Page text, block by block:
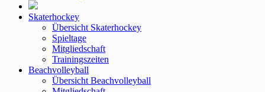
Skaterhockey
Übersicht Skaterhockey
Spieltage
Mitgliedschaft
Trainingszeiten
Beachvolleyball
Übersicht Beachvolleyball